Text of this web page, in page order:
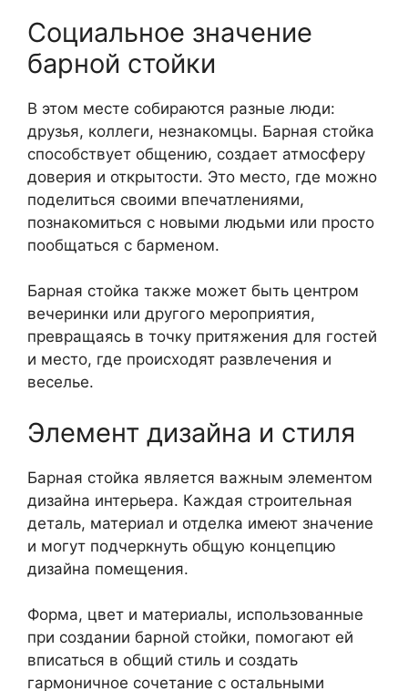
Социальное значение
барной стойки
В этом месте собираются разные люди:
друзья, коллеги, незнакомцы. Барная стойка
способствует общению, создает атмосферу
доверия и открытости. Это место, где можно
поделиться своими впечатлениями,
познакомиться с новыми людьми или просто
пообщаться с барменом.
Барная стойка также может быть центром
вечеринки или другого мероприятия,
превращаясь в точку притяжения для гостей
и место, где происходят развлечения и
веселье.
Элемент дизайна и стиля
Барная стойка является важным элементом
дизайна интерьера. Каждая строительная
деталь, материал и отделка имеют значение
и могут подчеркнуть общую концепцию
дизайна помещения.
Форма, цвет и материалы, использованные
при создании барной стойки, помогают ей
вписаться в общий стиль и создать
гармоничное сочетание с остальными